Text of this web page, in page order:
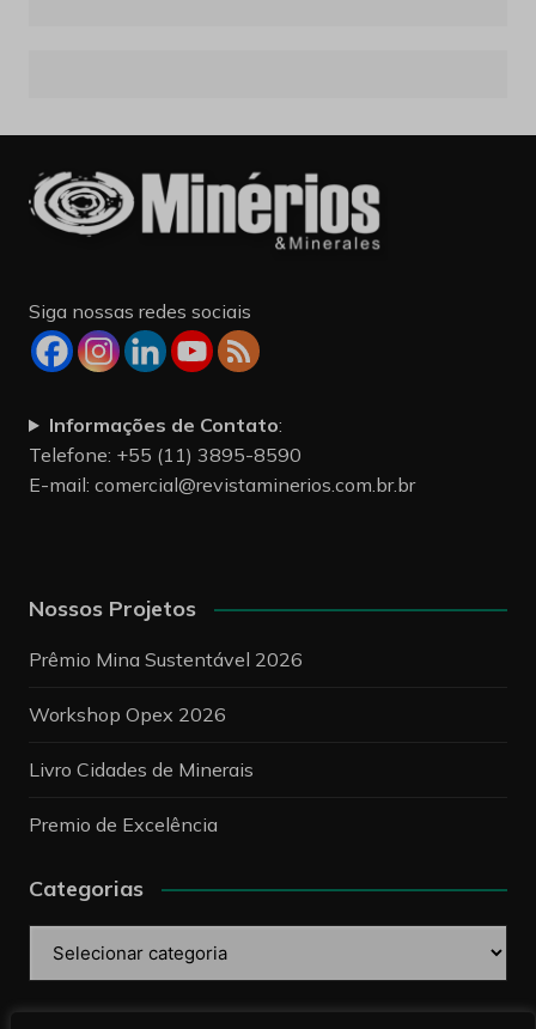
Siga nossas redes sociais
Informações de Contato:
Telefone: +55 (11) 3895-8590
E-mail: comercial@revistaminerios.com.br.br
Nossos Projetos
Prêmio Mina Sustentável 2026
Workshop Opex 2026
Livro Cidades de Minerais
Premio de Excelência
Categorias